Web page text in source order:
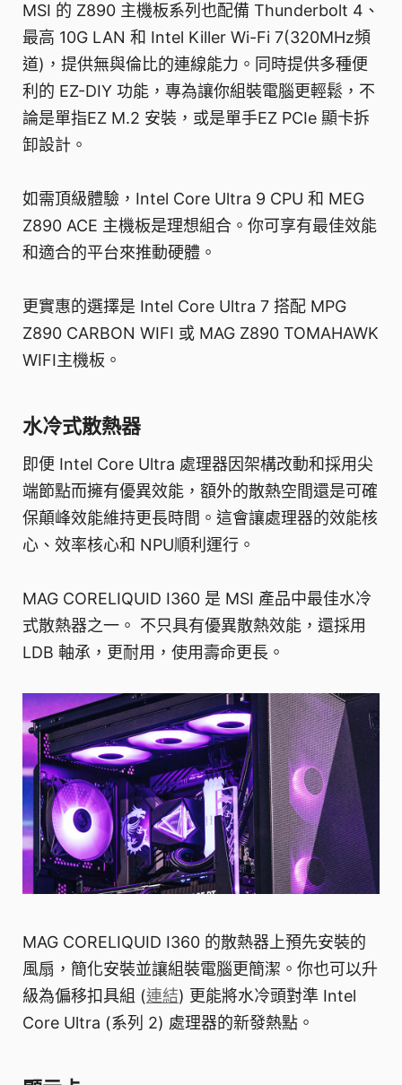
MSI 的 Z890 主機板系列也配備 Thunderbolt 4、
最高 10G LAN 和 Intel Killer Wi-Fi 7(320MHz頻
道)，提供無與倫比的連線能力。同時提供多種便
利的 EZ-DIY 功能，專為讓你組裝電腦更輕鬆，不
論是單指EZ M.2 安裝，或是單手EZ PCIe 顯卡拆
卸設計。
如需頂級體驗，Intel Core Ultra 9 CPU 和 MEG
Z890 ACE 主機板是理想組合。你可享有最佳效能
和適合的平台來推動硬體。
更實惠的選擇是 Intel Core Ultra 7 搭配 MPG
Z890 CARBON WIFI 或 MAG Z890 TOMAHAWK
WIFI主機板。
水冷式散熱器
即便 Intel Core Ultra 處理器因架構改動和採用尖
端節點而擁有優異效能，額外的散熱空間還是可確
保顛峰效能維持更長時間。這會讓處理器的效能核
心、效率核心和 NPU順利運行。
MAG CORELIQUID I360 是 MSI 產品中最佳水冷
式散熱器之一。 不只具有優異散熱效能，還採用
LDB 軸承，更耐用，使用壽命更長。
MAG CORELIQUID I360 的散熱器上預先安裝的
風扇，簡化安裝並讓組裝電腦更簡潔。你也可以升
級為偏移扣具組 (連結) 更能將水冷頭對準 Intel
Core Ultra (系列 2) 處理器的新發熱點。